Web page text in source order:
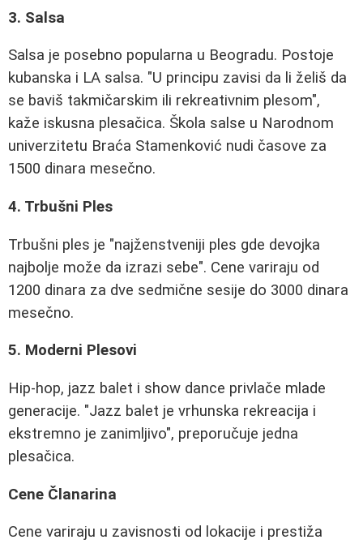
3. Salsa
Salsa je posebno popularna u Beogradu. Postoje
kubanska i LA salsa. "U principu zavisi da li želiš da
se baviš takmičarskim ili rekreativnim plesom",
kaže iskusna plesačica. Škola salse u Narodnom
univerzitetu Braća Stamenković nudi časove za
1500 dinara mesečno.
4. Trbušni Ples
Trbušni ples je "najženstveniji ples gde devojka
najbolje može da izrazi sebe". Cene variraju od
1200 dinara za dve sedmične sesije do 3000 dinara
mesečno.
5. Moderni Plesovi
Hip-hop, jazz balet i show dance privlače mlade
generacije. "Jazz balet je vrhunska rekreacija i
ekstremno je zanimljivo", preporučuje jedna
plesačica.
Cene Članarina
Cene variraju u zavisnosti od lokacije i prestiža